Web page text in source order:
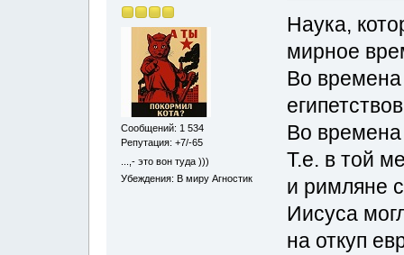
Сообщений: 1 534
Репутация: +7/-65
...,- это вон туда )))
Убеждения: В миру Агностик
Наука,
мирное
Во времена
Во
Т.е. в той
и римляне
Иисуса
на откуп